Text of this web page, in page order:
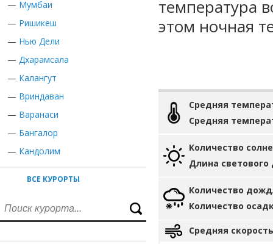
— Мумбаи
— Ришикеш
— Нью Дели
— Дхарамсала
— Калангут
— Вриндаван
— Варанаси
— Бангалор
— Кандолим
ВСЕ КУРОРТЫ
температура
этом ночная
Средняя
Средняя
Количество
Длина светового
Количество
Количество
Средняя